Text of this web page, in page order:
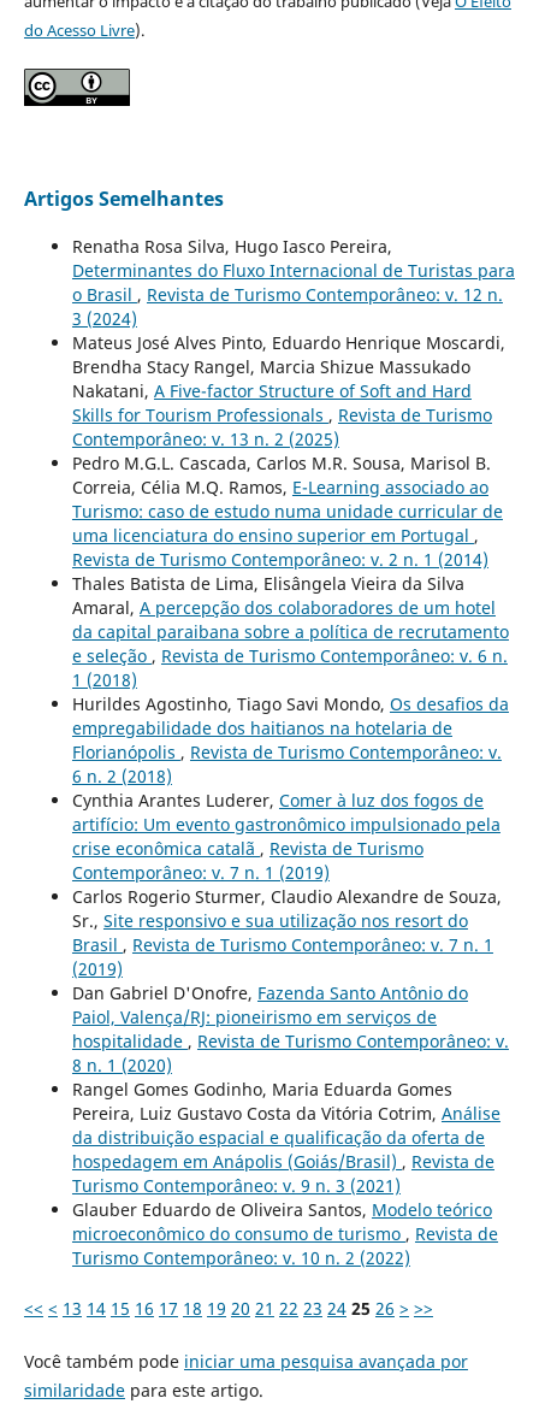
do Acesso Livre).
Artigos Semelhantes
Renatha Rosa Silva, Hugo Iasco Pereira,
Determinantes do Fluxo Internacional de Turistas para
o Brasil , Revista de Turismo Contemporâneo: v. 12 n.
3 (2024)
Mateus José Alves Pinto, Eduardo Henrique Moscardi,
Brendha Stacy Rangel, Marcia Shizue Massukado
Nakatani, A Five-factor Structure of Soft and Hard
Skills for Tourism Professionals , Revista de Turismo
Contemporâneo: v. 13 n. 2 (2025)
Pedro M.G.L. Cascada, Carlos M.R. Sousa, Marisol B.
Correia, Célia M.Q. Ramos, E-Learning associado ao
Turismo: caso de estudo numa unidade curricular de
uma licenciatura do ensino superior em Portugal ,
Revista de Turismo Contemporâneo: v. 2 n. 1 (2014)
Thales Batista de Lima, Elisângela Vieira da Silva
Amaral, A percepção dos colaboradores de um hotel
da capital paraibana sobre a política de recrutamento
e seleção , Revista de Turismo Contemporâneo: v. 6 n.
1 (2018)
Hurildes Agostinho, Tiago Savi Mondo, Os desafios da
empregabilidade dos haitianos na hotelaria de
Florianópolis , Revista de Turismo Contemporâneo: v.
6 n. 2 (2018)
Cynthia Arantes Luderer, Comer à luz dos fogos de
artifício: Um evento gastronômico impulsionado pela
crise econômica catalã , Revista de Turismo
Contemporâneo: v. 7 n. 1 (2019)
Carlos Rogerio Sturmer, Claudio Alexandre de Souza,
Sr., Site responsivo e sua utilização nos resort do
Brasil , Revista de Turismo Contemporâneo: v. 7 n. 1
(2019)
Dan Gabriel D'Onofre, Fazenda Santo Antônio do
Paiol, Valença/RJ: pioneirismo em serviços de
hospitalidade , Revista de Turismo Contemporâneo: v.
8 n. 1 (2020)
Rangel Gomes Godinho, Maria Eduarda Gomes
Pereira, Luiz Gustavo Costa da Vitória Cotrim, Análise
da distribuição espacial e qualificação da oferta de
hospedagem em Anápolis (Goiás/Brasil) , Revista de
Turismo Contemporâneo: v. 9 n. 3 (2021)
Glauber Eduardo de Oliveira Santos, Modelo teórico
microeconômico do consumo de turismo , Revista de
Turismo Contemporâneo: v. 10 n. 2 (2022)
<< < 13 14 15 16 17 18 19 20 21 22 23 24 25 26 > >>
Você também pode iniciar uma pesquisa avançada por
similaridadepara este artigo.